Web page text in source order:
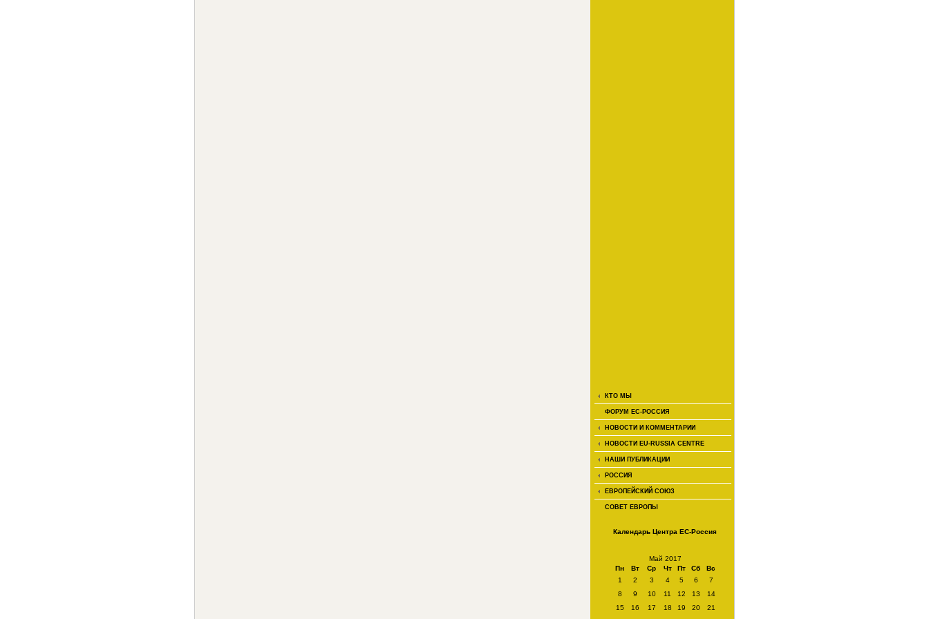
КТО МЫ
ФОРУМ ЕС-РОССИЯ
НОВОСТИ И КОММЕНТАРИИ
НОВОСТИ EU-RUSSIA CENTRE
НАШИ ПУБЛИКАЦИИ
РОССИЯ
ЕВРОПЕЙСКИЙ СОЮЗ
СОВЕТ ЕВРОПЫ
Календарь Центра ЕС-Россия
Май 2017
Пн
Вт Ср Чт Пт Сб
Вс
1
2 3 4 5 6
7
8
9 10 11 12 13
14
15
16 17 18 19 20
21